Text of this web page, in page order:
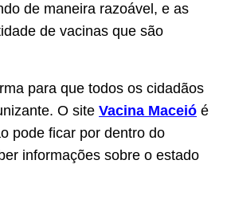
de maneira razoável, e as
de vacinas que são
para que todos os cidadãos
O site Vacina Maceió é
pode ficar por dentro do
informações sobre o estado